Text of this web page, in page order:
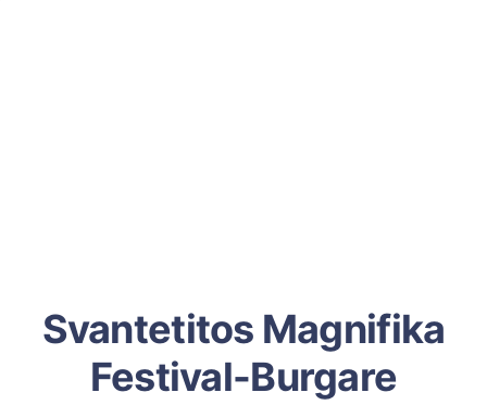
Svantetitos Magnifika
Festival-Burgare